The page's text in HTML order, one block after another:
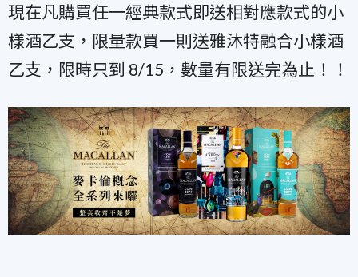
現在凡購買任一經典款式即送相對應款式的小
樣酒乙支，限量款買一則送雅沐特融合小樣酒
乙支，限時只到 8/15，數量有限送完為止！！